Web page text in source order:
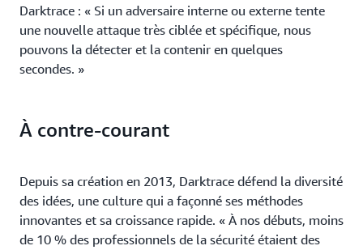
Darktrace : « Si un adversaire interne ou externe tente
une nouvelle attaque très ciblée et spécifique, nous
pouvons la détecter et la contenir en quelques
secondes. »
À contre-courant
Depuis sa création en 2013, Darktrace défend la diversité
des idées, une culture qui a façonné ses méthodes
innovantes et sa croissance rapide. « À nos débuts, moins
de 10 % des professionnels de la sécurité étaient des